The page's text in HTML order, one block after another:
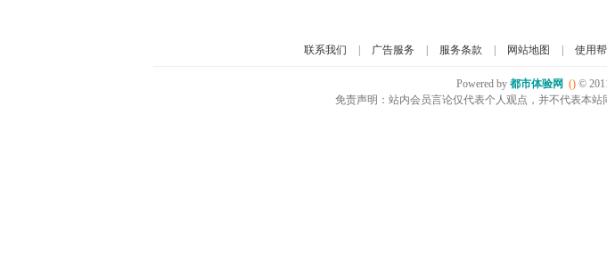
联系我们 广告服务 服务条款 网站地图 使用
Powered by 都市体验网 () ©
免责声明：站内会员言论仅代表个人观点，并不代表本站